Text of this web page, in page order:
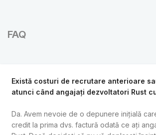
FAQ
Există costuri de recrutare anterioare
atunci când angajați dezvoltatori Rust
Da. Avem nevoie de o depunere inițială
credit la prima dvs. factură odată ce ați